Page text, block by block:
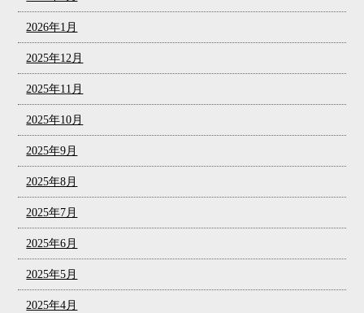
2026年1月
2025年12月
2025年11月
2025年10月
2025年9月
2025年8月
2025年7月
2025年6月
2025年5月
2025年4月